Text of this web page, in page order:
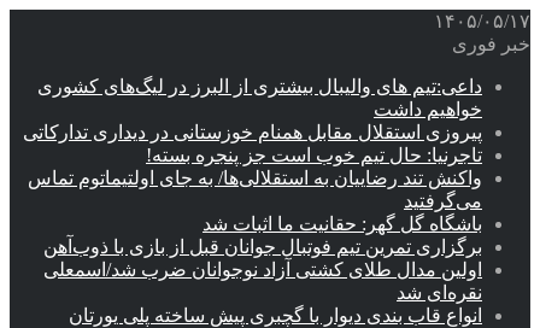
۱۴۰۵/۰۵/۱۷
خبر فوری
داعی:تیم های والیبال بیشتری از البرز در لیگ‌های کشوری
خواهیم داشت
پیروزی استقلال مقابل همنام خوزستانی در دیداری تدارکاتی
تاجرنیا: حال تیم خوب است جز پنجره بسته!
واکنش تند رضاییان به استقلالی‌ها/ به جای اولتیماتوم تماس
می‌گرفتید
باشگاه گل گهر: حقانیت ما اثبات شد
برگزاری تمرین تیم فوتبال جوانان قبل از بازی با ذوب‌آهن
اولین مدال طلای کشتی آزاد نوجوانان ضرب شد/اسمعلی
نقره‌ای شد
انواع قاب بندی دیوار با گچبری پیش ساخته پلی یورتان